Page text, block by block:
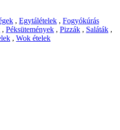
, Egytálételek , Fogyókúrás
, Péksütemények , Pizzák , Saláták ,
, Wok ételek